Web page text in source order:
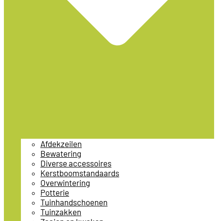
Afdekzeilen
Bewatering
Diverse accessoires
Kerstboomstandaards
Overwintering
Potterie
Tuinhandschoenen
Tuinzakken